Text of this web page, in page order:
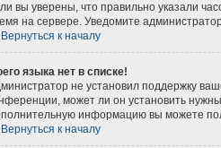
вы уверены, что правильно указали
на сервере. Уведомите
Вернуться к началу
языка нет в списке!
не установил поддержку
может ли он установить
информацию вы можете
Вернуться к началу